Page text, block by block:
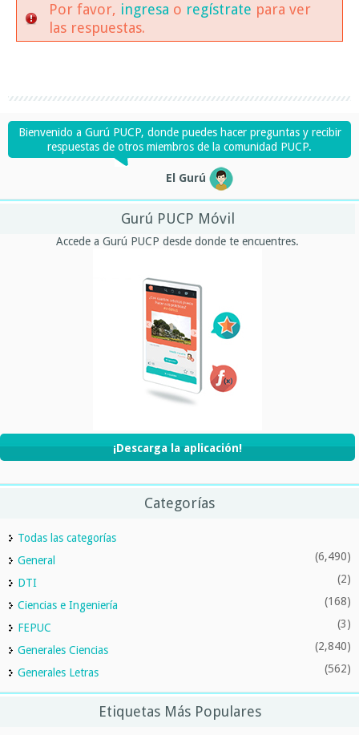
Por favor, ingresa o regístrate para ver
las respuestas.
Bienvenido a Gurú PUCP, donde puedes hacer preguntas y recibir
respuestas de otros miembros de la comunidad PUCP.
El Gurú
Gurú PUCP Móvil
Accede a Gurú PUCP desde donde te encuentres.
¡Descarga la aplicación!
Categorías
Todas las categorías
General
(6,490)
DTI (2)
Ciencias e Ingeniería (168)
FEPUC (3)
Generales Ciencias (2,840)
Generales Letras (562)
Etiquetas Más Populares